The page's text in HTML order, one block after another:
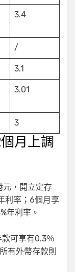
3.4
/
3.1
3.01
3
月上調
元，開立定存
利率；6個月享
年利率。
可享有0.3％
有外幣存款則